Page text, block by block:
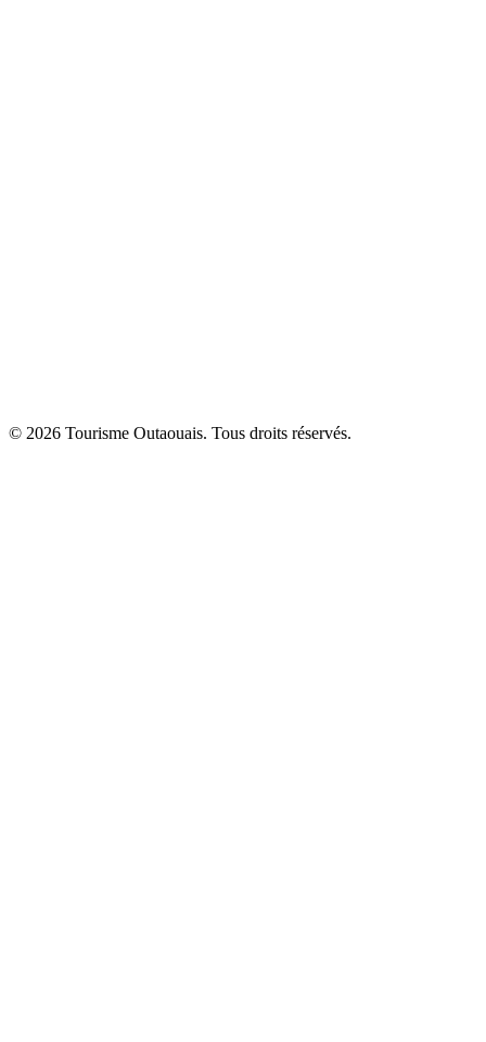
© 2026 Tourisme Outaouais. Tous droits réservés.